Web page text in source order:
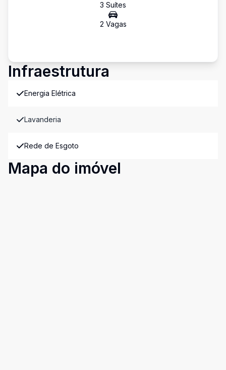
3 Suítes
2 Vagas
Infraestrutura
Energia Elétrica
Lavanderia
Rede de Esgoto
Mapa do imóvel